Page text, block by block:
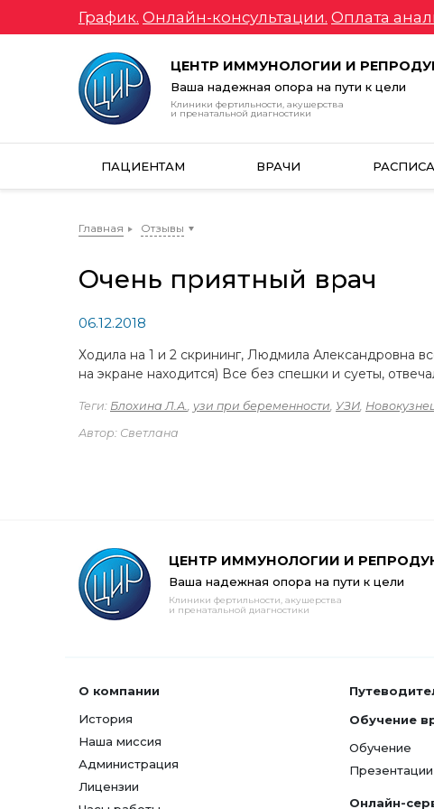
График. Онлайн-консультации. Оплата
ЦЕНТР ИММУНОЛОГИИ И
Ваша надежная опора на пути к цели
Клиники фертильности, акушерства
и пренатальной диагностики
ПАЦИЕНТАМ ВРАЧИ
Главная Отзывы
Очень приятный врач
06.12.2018
Ходила на 1 и 2 скрининг, Людмила Александровна
на экране находится) Все без спешки и суеты,
Теги: Блохина Л.А., узи при беременности, УЗИ,
Автор: Светлана
ЦЕНТР ИММУНОЛОГИИ И
Ваша надежная опора на пути к цели
Клиники фертильности, акушерства
и пренатальной диагностики
О компании
История
Наша миссия
Администрация
Лицензии
Обучение
Обучение
Презентации
Онлайн-